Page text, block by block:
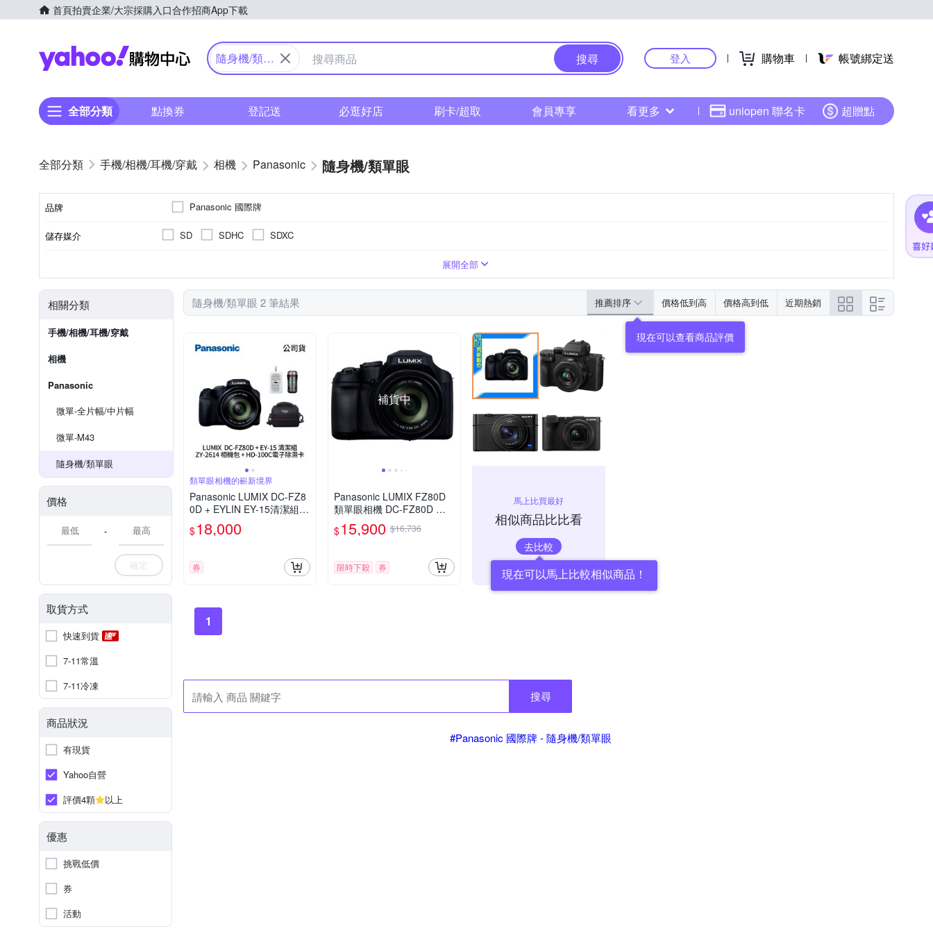
首頁拍賣企業/大宗採購入口合作招商App下載
Yahoo購物中心
隨身機/類單
搜尋 登入 購物車 帳號綁定送
全部分類 點換券 登記送 必逛好店 刷卡/超取 會員專享 看更多 uniopen 聯名卡 超贈點
手機/相機/耳機/穿戴 相機 Panasonic 隨身機/類單眼
品牌 Panasonic 國際牌
儲存媒介 SD SDHC SDXC
展開全部
相關分類
手機/相機/耳機/穿戴
相機
Panasonic
微單-全片幅/中片幅
微單-M43
隨身機/類單眼
價格
-
確定
取貨方式
快速到貨
7-11常溫
7-11冷凍
商品狀況
有現貨
Yahoo自營
評價4顆
以上
優惠
挑戰低價
券
活動
隨身機/類單眼 2 筆結果 推薦排序 價格低到高 價格高到低 近期熱銷
現在可以查看商品評價
類單眼相機的嶄新境界
Panasonic LUMIX DC-FZ8
0D + EYLIN EY-15清潔組 +
SunLight ZY-2614相機包 +
EirMai 銳瑪 HD-100C電子
$18,000
券
補貨中
Panasonic LUMIX FZ80D
類單眼相機 DC-FZ80D 公
司貨
$15,900 $16,736
限時下殺 券
馬上比買最好
相似商品比比看
去比較
現在可以馬上比較相似商品！
1
搜尋
#Panasonic 國際牌 - 隨身機/類單眼